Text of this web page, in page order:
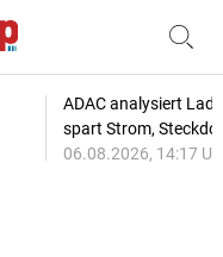
ADAC analysiert
spart Strom,
06.08.2026, 14:17